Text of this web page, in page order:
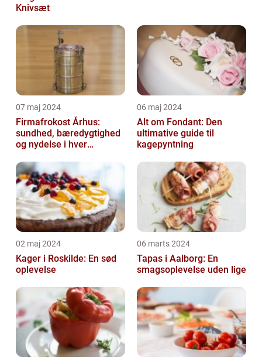
Knivsæt
07 maj 2024
Firmafrokost Århus:
sundhed, bæredygtighed
og nydelse i hver
06 maj 2024
Alt om Fondant: Den
ultimative guide til
kagepyntning
02 maj 2024
Kager i Roskilde: En sød
oplevelse
06 marts 2024
Tapas i Aalborg: En
smagsoplevelse uden lige